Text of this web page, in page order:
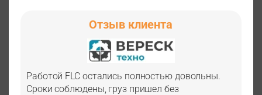
Отзыв клиента
Работой FLC остались полностью довольны.
Сроки соблюдены, груз пришел без